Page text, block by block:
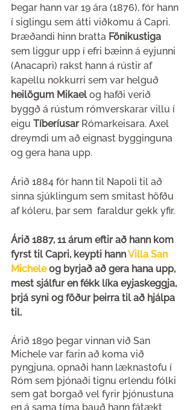
Þegar hann var 19 ára (1876), fór hann
í siglingu sem átti viðkomu á Capri.
Þræðandi hinn bratta Fönikustiga
sem liggur upp í efri bæinn á eyjunni
(Anacapri) rakst hann á rústir af
kapellu nokkurri sem var helguð
heilögum Mikael og hafði verið
byggð á rústum rómverskarar villu í
eigu Tíberíusar Rómarkeisara. Axel
dreymdi um að eignast bygginguna
og gera hana upp.
Árið 1884 fór hann til Napoli til að
sinna sjúklingum sem smitast höfðu
af kóleru, þar sem  faraldur gekk yfir.
Árið 1887, 11 árum eftir að hann kom
fyrst til Capri, keypti hann Villa San
Michele og byrjað að gera hana upp,
mest sjálfur en fékk líka eyjaskeggja,
þrjá syni og föður þeirra til að hjálpa
til.
Árið 1890 þegar vinnan við San
Michele var farin að koma við
pyngjuna, opnaði hann læknastofu í
Róm sem þjónaði tignu erlendu fólki
sem gat borgað vel fyrir þjónustuna
en á sama tíma bauð hann fátækt